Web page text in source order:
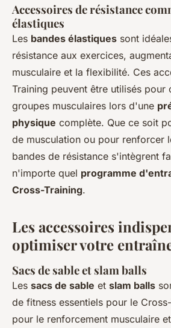
Accessoires de résistance
élastiques
Les bandes élastiques sont
résistance aux exercices,
musculaire et la flexibilité. Ces
Training peuvent être utilisés pour
groupes musculaires lors d'une
physique complète. Que ce soit
de musculation ou pour renforcer
bandes de résistance s'intègrent
n'importe quel programme
Cross-Training.
Les accessoires
optimiser votre
Sacs de sable et slam balls
Les sacs de sable et slam balls
de fitness essentiels pour le
pour le renforcement musculaire